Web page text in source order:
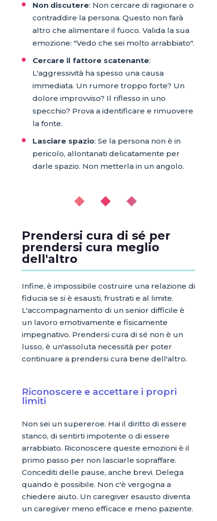
Non discutere: Non cercare di ragionare o
contraddire la persona. Questo non farà
altro che alimentare il fuoco. Valida la sua
emozione: "Vedo che sei molto arrabbiato".
Cercare il fattore scatenante:
L'aggressività ha spesso una causa
immediata. Un rumore troppo forte? Un
dolore improvviso? Il riflesso in uno
specchio? Prova a identificare e rimuovere
la fonte.
Lasciare spazio: Se la persona non è in
pericolo, allontanati delicatamente per
darle spazio. Non metterla in un angolo.
◆ ◆ ◆
Prendersi cura di sé per
prendersi cura meglio
dell'altro
Infine, è impossibile costruire una relazione di
fiducia se si è esausti, frustrati e al limite.
L'accompagnamento di un senior difficile è
un lavoro emotivamente e fisicamente
impegnativo. Prendersi cura di sé non è un
lusso, è un'assoluta necessità per poter
continuare a prendersi cura bene dell'altro.
Riconoscere e accettare i propri
limiti
Non sei un supereroe. Hai il diritto di essere
stanco, di sentirti impotente o di essere
arrabbiato. Riconoscere queste emozioni è il
primo passo per non lasciarle sopraffare.
Concediti delle pause, anche brevi. Delega
quando è possibile. Non c'è vergogna a
chiedere aiuto. Un caregiver esausto diventa
un caregiver meno efficace e meno paziente.